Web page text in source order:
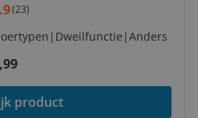
(23)
| Dweilfunctie |Anders
product